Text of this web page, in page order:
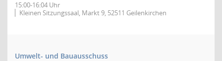
15:00-16:04 Uhr
Kleinen Sitzungssaal, Markt 9, 52511 Geilenkirchen
Umwelt- und Bauausschuss